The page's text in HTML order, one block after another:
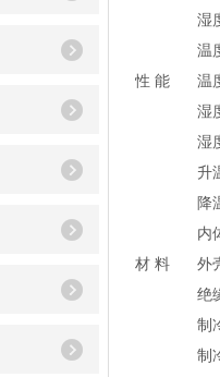
性 能
湿
温
温
湿
湿
升
降
材 料
内
外
绝
制
制